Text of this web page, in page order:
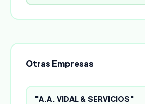
Otras Empresas
"A.A. VIDAL & SERVICIOS"